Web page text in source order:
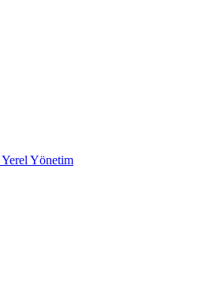
Yerel Yönetim